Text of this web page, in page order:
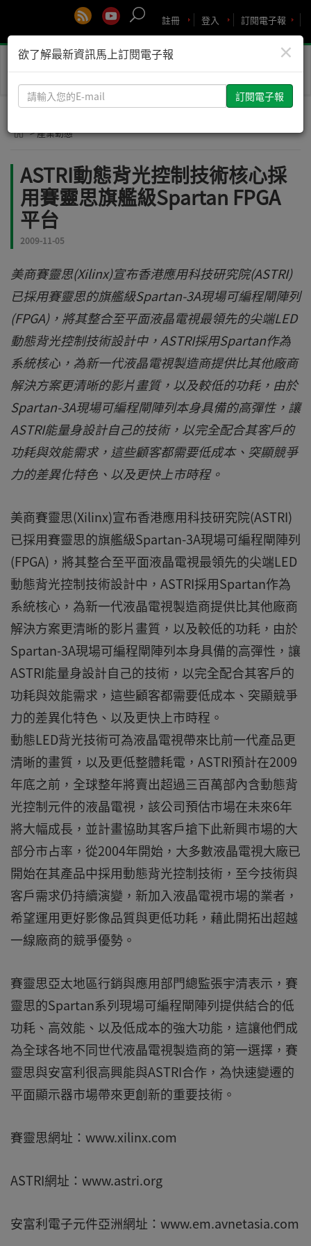
訂閱電子報
登入
註冊
Toggle
> 產業動態
ASTRI動態背光控制技術核心採
用賽靈思旗艦級Spartan FPGA
平台
2009-11-05
美商賽靈思(Xilinx)宣布香港應用科技研究院(ASTRI)
已採用賽靈思的旗艦級Spartan-3A現場可編程閘陣列
(FPGA)，將其整合至平面液晶電視最領先的尖端LED
動態背光控制技術設計中，ASTRI採用Spartan作為
系統核心，為新一代液晶電視製造商提供比其他廠商
解決方案更清晰的影片畫質，以及較低的功耗，由於
Spartan-3A現場可編程閘陣列本身具備的高彈性，讓
ASTRI能量身設計自己的技術，以完全配合其客戶的
功耗與效能需求，這些顧客都需要低成本、突顯競爭
力的差異化特色、以及更快上市時程。
美商賽靈思(Xilinx)宣布香港應用科技研究院(ASTRI)
已採用賽靈思的旗艦級Spartan-3A現場可編程閘陣列
(FPGA)，將其整合至平面液晶電視最領先的尖端LED
動態背光控制技術設計中，ASTRI採用Spartan作為
系統核心，為新一代液晶電視製造商提供比其他廠商
解決方案更清晰的影片畫質，以及較低的功耗，由於
Spartan-3A現場可編程閘陣列本身具備的高彈性，讓
ASTRI能量身設計自己的技術，以完全配合其客戶的
功耗與效能需求，這些顧客都需要低成本、突顯競爭
力的差異化特色、以及更快上市時程。
動態LED背光技術可為液晶電視帶來比前一代產品更
清晰的畫質，以及更低整體耗電，ASTRI預計在2009
年底之前，全球整年將賣出超過三百萬部內含動態背
光控制元件的液晶電視，該公司預估市場在未來6年
將大幅成長，並計畫協助其客戶搶下此新興市場的大
部分市占率，從2004年開始，大多數液晶電視大廠已
開始在其產品中採用動態背光控制技術，至今技術與
客戶需求仍持續演變，新加入液晶電視市場的業者，
希望運用更好影像品質與更低功耗，藉此開拓出超越
一線廠商的競爭優勢。
賽靈思亞太地區行銷與應用部門總監張宇清表示，賽
靈思的Spartan系列現場可編程閘陣列提供結合的低
功耗、高效能、以及低成本的強大功能，這讓他們成
為全球各地不同世代液晶電視製造商的第一選擇，賽
靈思與安富利很高興能與ASTRI合作，為快速變遷的
平面顯示器市場帶來更創新的重要技術。
賽靈思網址：www.xilinx.com
ASTRI網址：www.astri.org
安富利電子元件亞洲網址：www.em.avnetasia.com
×
欲了解最新資訊馬上訂閱電子報
請
輸
您
E-
mail